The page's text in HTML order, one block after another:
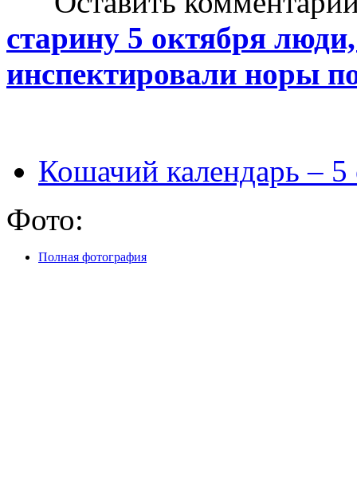
старину 5 октября
инспектировали норы
Кошачий календарь – 5
Фото:
Полная фотография